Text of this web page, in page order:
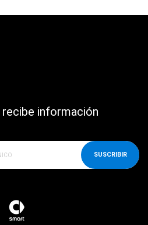
información
SUSCRIBIR